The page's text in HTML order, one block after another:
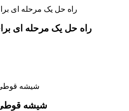
راه حل یک مرحله ای
شیشه قوطی